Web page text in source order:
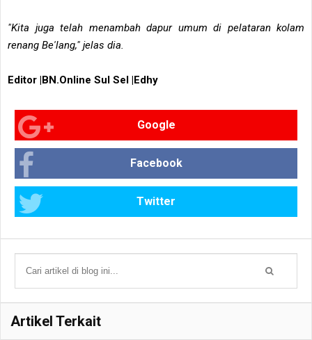
"Kita juga telah menambah dapur umum di pelataran kolam
renang Be'lang," jelas dia.
Editor |BN.Online Sul Sel |Edhy
Google
Facebook
Twitter
Artikel Terkait